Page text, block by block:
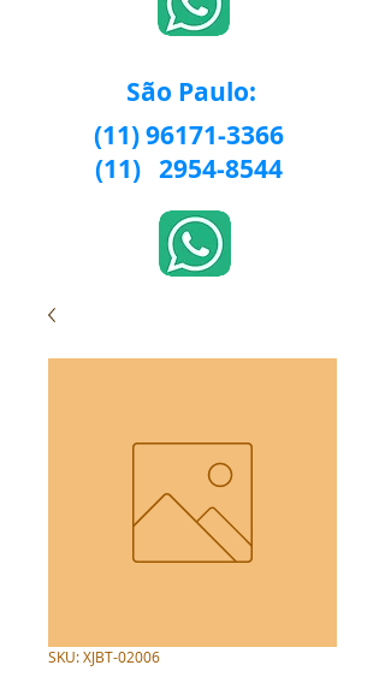
São Paulo:
(11) 96171-3366
(11) 2954-8544
SKU: XJBT-02006